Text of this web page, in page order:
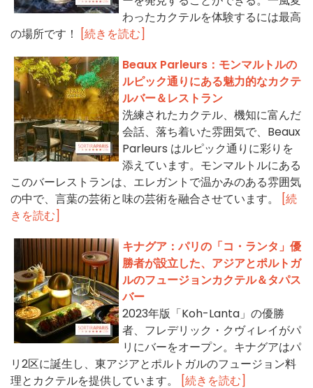
わったカクテルを体験するには最高
の場所です！
[続きを読む]
Beaux Parleurs：モンマルトルの
ルピック通りにある魅力的なカクテ
ルバー＆レストラン
洗練されたカクテル、機知に富んだ
会話、落ち着いた雰囲気で、Beaux
Parleurs はルピック通りに彩りを
添えています。モンマルトルにある
このバーレストランは、エレガントで温かみのある雰囲気
の中で、言葉の芸術と味の芸術を融合させています。
[続
きを読む]
キナグア：パリの「コ・ランタ」優
勝者が設立した、アジアとポルトガ
ルのフュージョンカクテル＆タパス
バー
2023年版「Koh-Lanta」の優勝
者、フレデリック・クヴィレイがパ
リにバーをオープン。キナグアはパ
リ2区に誕生し、東アジアとポルトガルのフュージョン料
理とカクテルを提供しています。
[続きを読む]